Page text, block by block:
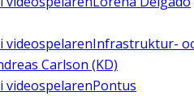
i videospelarenInfrastruktur-
Carlson (KD)
i videospelarenPontus